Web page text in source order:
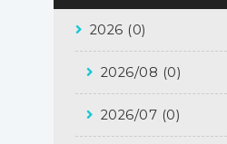
2026 (0)
2026/08 (0)
2026/07 (0)